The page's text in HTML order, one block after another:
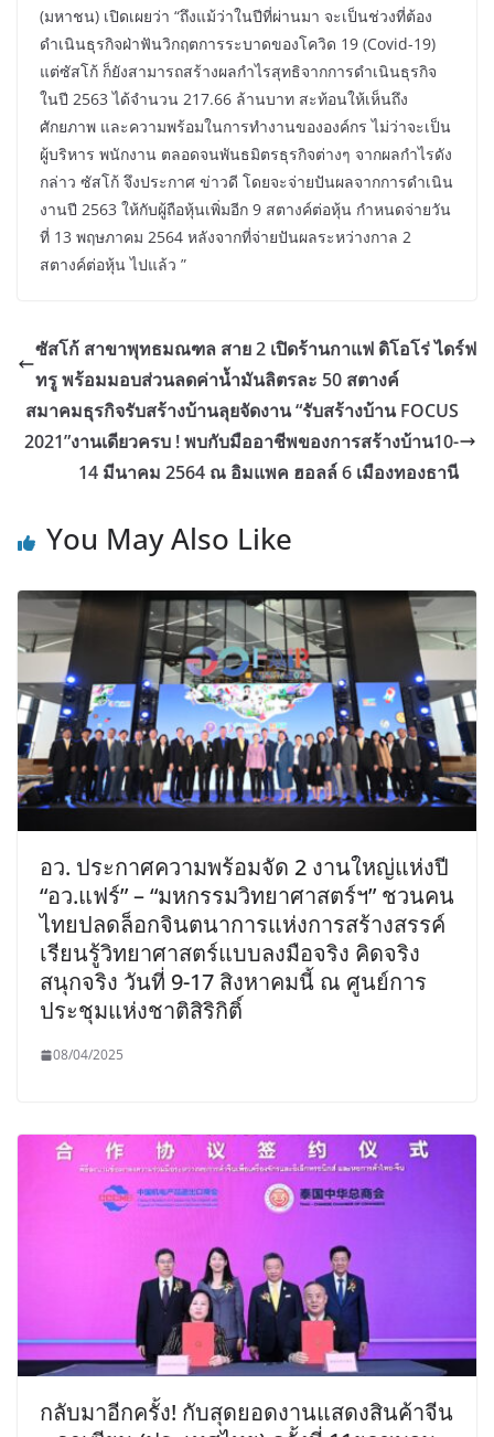
(มหาชน) เปิดเผยว่า “ถึงแม้ว่าในปีที่ผ่านมา จะเป็นช่วงที่ต้อง
ดำเนินธุรกิจฝ่าฟันวิกฤตการระบาดของโควิด 19 (Covid-19)
แต่ซัสโก้ ก็ยังสามารถสร้างผลกำไรสุทธิจากการดำเนินธุรกิจ
ในปี 2563 ได้จำนวน 217.66 ล้านบาท สะท้อนให้เห็นถึง
ศักยภาพ และความพร้อมในการทำงานขององค์กร ไม่ว่าจะเป็น
ผู้บริหาร พนักงาน ตลอดจนพันธมิตรธุรกิจต่างๆ จากผลกำไรดัง
กล่าว ซัสโก้ จึงประกาศ ข่าวดี โดยจะจ่ายปันผลจากการดำเนิน
งานปี 2563 ให้กับผู้ถือหุ้นเพิ่มอีก 9 สตางค์ต่อหุ้น กำหนดจ่ายวัน
ที่ 13 พฤษภาคม 2564 หลังจากที่จ่ายปันผลระหว่างกาล 2
สตางค์ต่อหุ้น ไปแล้ว ”
ซัสโก้ สาขาพุทธมณฑล สาย 2 เปิดร้านกาแฟ ดิโอโร่ ไดร์ฟ
ทรู พร้อมมอบส่วนลดค่าน้ำมันลิตรละ 50 สตางค์
สมาคมธุรกิจรับสร้างบ้านลุยจัดงาน “รับสร้างบ้าน FOCUS
2021”งานเดียวครบ ! พบกับมืออาชีพของการสร้างบ้าน10-
14 มีนาคม 2564 ณ อิมแพค ฮอลล์ 6 เมืองทองธานี
You May Also Like
อว. ประกาศความพร้อมจัด 2 งานใหญ่แห่งปี
“อว.แฟร์” – “มหกรรมวิทยาศาสตร์ฯ” ชวนคน
ไทยปลดล็อกจินตนาการแห่งการสร้างสรรค์
เรียนรู้วิทยาศาสตร์แบบลงมือจริง คิดจริง
สนุกจริง วันที่ 9-17 สิงหาคมนี้ ณ ศูนย์การ
ประชุมแห่งชาติสิริกิติ์
08/04/2025
กลับมาอีกครั้ง! กับสุดยอดงานแสดงสินค้าจีน